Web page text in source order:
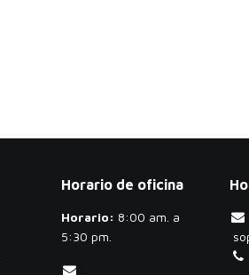
Horario de oficina
Horario: ​8:00 am. a
5:30 pm.